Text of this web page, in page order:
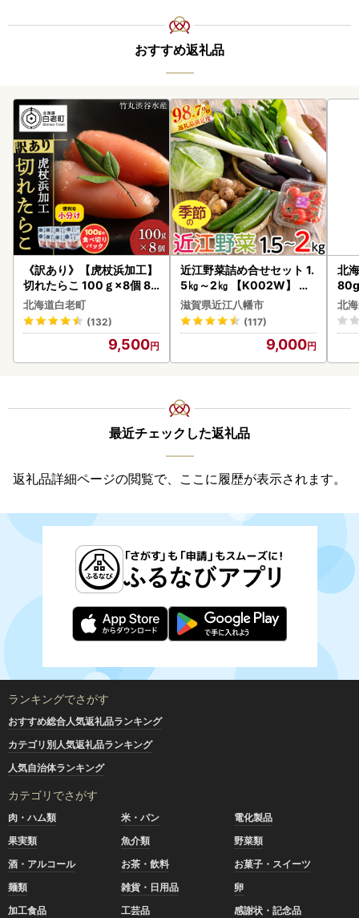
おすすめ返礼品
《訳あり》【虎杖浜加工】
切れたらこ 100ｇ×8個 80
0g AK081
北海道白老町
(132)
9,500
近江野菜詰め合せセット 1.
5㎏～2㎏ 【K002W】 野
菜 旬 新鮮
滋賀県近江八幡市
(117)
9,000
北
ク
く
道
北
最近チェックした返礼品
返礼品詳細ページの閲覧で、ここに履歴が表示されます。
ランキングでさがす
おすすめ総合人気返礼品ランキング
カテゴリ別人気返礼品ランキング
人気自治体ランキング
カテゴリでさがす
肉・ハム類 米・パン
電化製品
果実類
魚介類
野菜類
酒・アルコール
お茶・飲料
お菓子・スイーツ
麺類
雑貨・日用品
卵
加工食品
工芸品
感謝状・記念品